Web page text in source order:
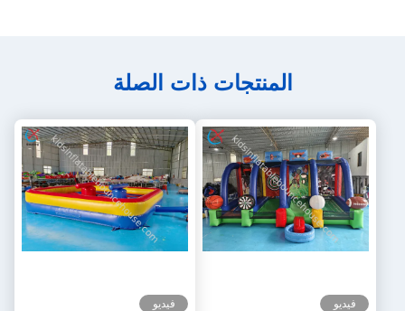
المنتجات ذات الصلة
فيديو فيديو